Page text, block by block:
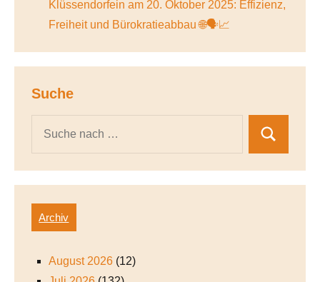
Klüssendorfein am 20. Oktober 2025: Effizienz,
Freiheit und Bürokratieabbau 🌐🗣️📈
Suche
Archiv
August 2026 (12)